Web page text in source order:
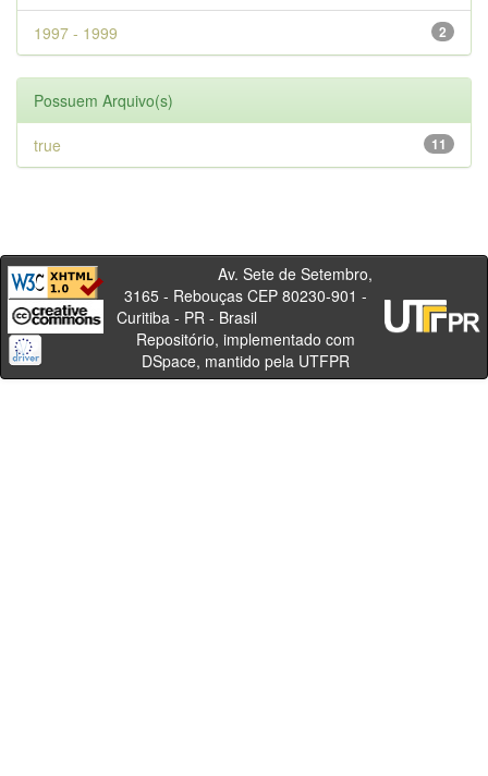
2
1997 - 1999
Possuem Arquivo(s)
11
true
Av. Sete de Setembro,
3165 - Rebouças CEP 80230-901 -
Curitiba - PR - Brasil
Repositório, implementado com
DSpace, mantido pela UTFPR